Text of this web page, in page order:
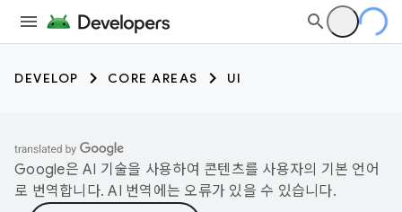
DEVELOP CORE AREAS UI
Google은 AI 기술을 사용하여 콘텐츠를 사용자의 기본 언어
로 번역합니다. AI 번역에는 오류가 있을 수 있습니다.